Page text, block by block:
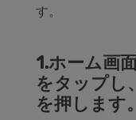
す。
1.ホーム画
をタップし
を押します。